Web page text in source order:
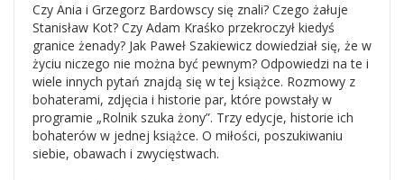
Czy Ania i Grzegorz Bardowscy się znali? Czego żałuje
Stanisław Kot? Czy Adam Kraśko przekroczył kiedyś
granice żenady? Jak Paweł Szakiewicz dowiedział się, że w
życiu niczego nie można być pewnym? Odpowiedzi na te i
wiele innych pytań znajdą się w tej książce. Rozmowy z
bohaterami, zdjęcia i historie par, które powstały w
programie „Rolnik szuka żony”. Trzy edycje, historie ich
bohaterów w jednej książce. O miłości, poszukiwaniu
siebie, obawach i zwycięstwach.